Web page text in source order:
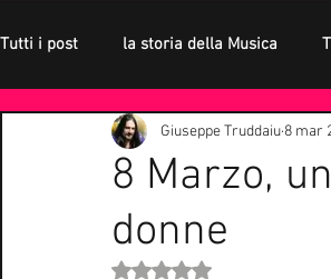
Tutti i post la storia della Musica
Oroscopo Concerti Live
Curiosità Radio Novità RADIO
8 Marzo,
donne
Giuseppe Truddaiu 8 mar
Valutazione NaN stelle su